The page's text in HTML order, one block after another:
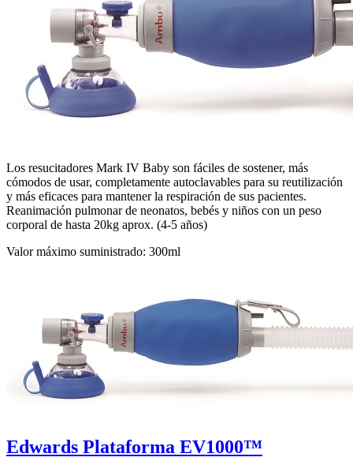
Los resucitadores Mark IV Baby son fáciles de sostener, más
cómodos de usar, completamente autoclavables para su reutilización
y más eficaces para mantener la respiración de sus pacientes.
Reanimación pulmonar de neonatos, bebés y niños con un peso
corporal de hasta 20kg aprox. (4-5 años)
Valor máximo suministrado: 300ml
Edwards Plataforma EV1000™